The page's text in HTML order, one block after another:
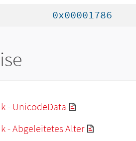
0x00001786
- UnicodeData
- Abgeleitetes Alter